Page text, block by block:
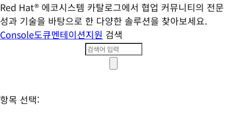
Red Hat® 에코시스템 카탈로그에서 협업 커뮤니티의 전문
성과 기술을 바탕으로 한 다양한 솔루션을 찾아보세요.
Console도큐멘테이션지원 검색
항목 선택: